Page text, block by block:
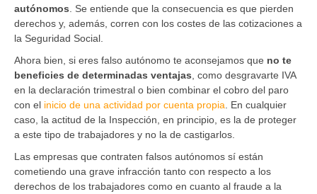
autónomos . Se entiende que la consecuencia es que pierden
derechos y, además, corren con los costes de las cotizaciones a
la Seguridad Social.
Ahora bien, si eres falso autónomo te aconsejamos que no te
beneficies de determinadas ventajas , como desgravarte IVA
en la declaración trimestral o bien combinar el cobro del paro
con el inicio de una actividad por cuenta propia . En cualquier
caso, la actitud de la Inspección, en principio, es la de proteger
a este tipo de trabajadores y no la de castigarlos.
Las empresas que contraten falsos autónomos sí están
cometiendo una grave infracción tanto con respecto a los
derechos de los trabajadores como en cuanto al fraude a la